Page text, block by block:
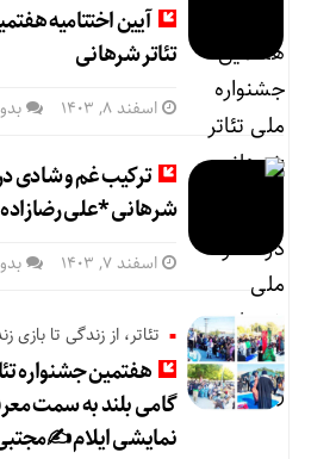
آیین اختتامیه
تئاتر شرهانی
اسفند ۸, ۱۴۰۳
ترکیب غم و شادی
شرهانی *علی رضازاده
اسفند ۷, ۱۴۰۳
تئاتر، از زندگی تا بازی
هفتمین جشنواره
گامی بلند به سمت
نمایشی ایلام